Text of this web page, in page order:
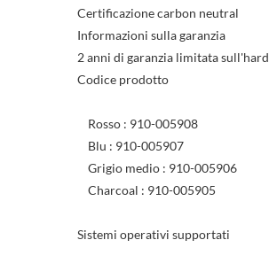
Certificazione carbon neutral
Informazioni sulla garanzia
2 anni di garanzia limitata
Codice prodotto
Rosso : 910-005908
Blu : 910-005907
Grigio medio : 910-005906
Charcoal : 910-005905
Sistemi operativi supportati